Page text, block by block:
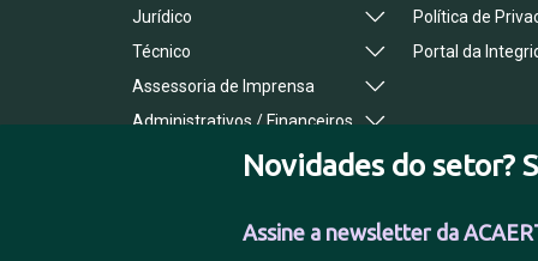
Novidades do setor?
Assine a newsletter da
Jurídico
Técnico
Assessoria de Imprensa
Administrativos / Financeiros
Benefícios ao Associado
Política de
Portal da